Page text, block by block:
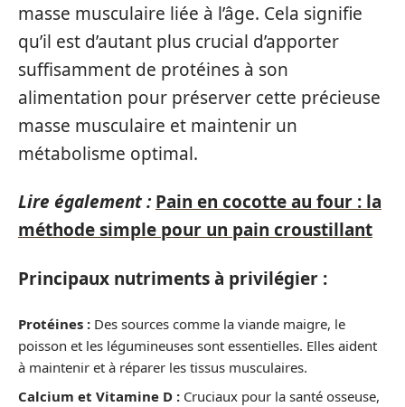
masse musculaire liée à l’âge. Cela signifie
qu’il est d’autant plus crucial d’apporter
suffisamment de protéines à son
alimentation pour préserver cette précieuse
masse musculaire et maintenir un
métabolisme optimal.
Lire également : Pain en cocotte au four : la
méthode simple pour un pain croustillant
Principaux nutriments à privilégier :
Protéines : Des sources comme la viande maigre, le
poisson et les légumineuses sont essentielles. Elles aident
à maintenir et à réparer les tissus musculaires.
Calcium et Vitamine D : Cruciaux pour la santé osseuse,